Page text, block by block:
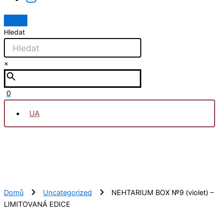
Hledat
×
0
UA
Domů Uncategorized
NEHTARIUM BOX №9 (violet) –
LIMITOVANÁ EDICE